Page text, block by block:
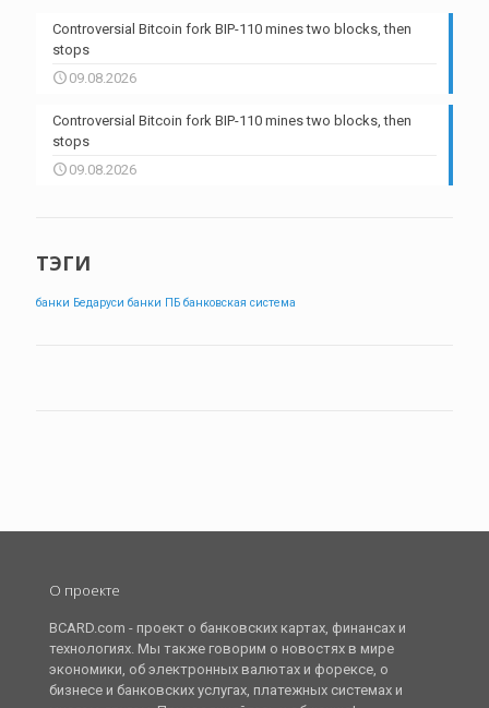
Controversial Bitcoin fork BIP-110 mines two blocks, then
stops
09.08.2026
Controversial Bitcoin fork BIP-110 mines two blocks, then
stops
09.08.2026
ТЭГИ
банки Бедаруси банки ПБ банковская система
О проекте
BCARD.com - проект о банковских картах, финансах и
технологиях. Мы также говорим о новостях в мире
экономики, об электронных валютах и форексе, о
бизнесе и банковских услугах, платежных системах и